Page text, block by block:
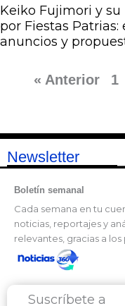
Keiko Fujimori y
por Fiestas
anuncios y
« Anterior 1
Newsletter
Boletín semanal
Cada semana en tu
noticias, reportajes y
relevantes, gracias a
Suscríbete a